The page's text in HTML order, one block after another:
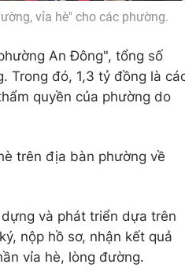
vỉa hè" cho các phường.
An Đông", tổng số
Trong đó, 1,3 tỷ đồng là
quyền của phường do
trên địa bàn phường về
và phát triển dựa trên
nộp hồ sơ, nhận kết quả
vỉa hè, lòng đường.